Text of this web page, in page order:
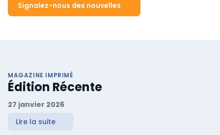
Signalez-nous des nouvelles
MAGAZINE IMPRIMÉ
Édition Récente
27 janvier 2026
Lire la suite